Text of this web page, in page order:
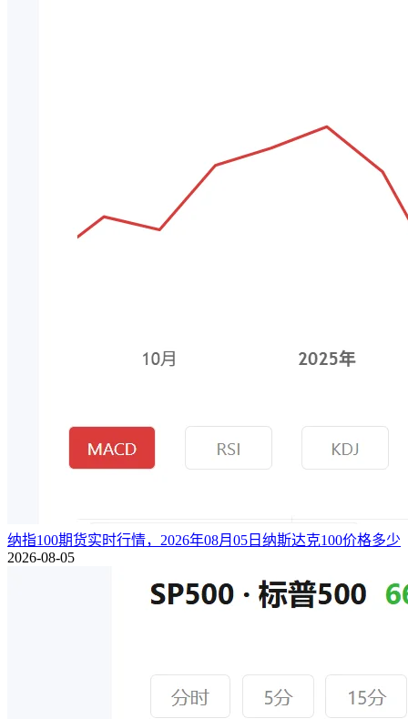
纳指100期货实时行情，2026年08月05日纳斯达克100价格多少
2026-08-05